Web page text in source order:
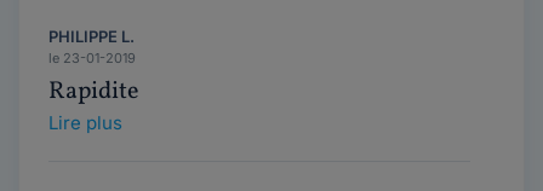
PHILIPPE L.
le 23-01-2019
Rapidite
Lire plus